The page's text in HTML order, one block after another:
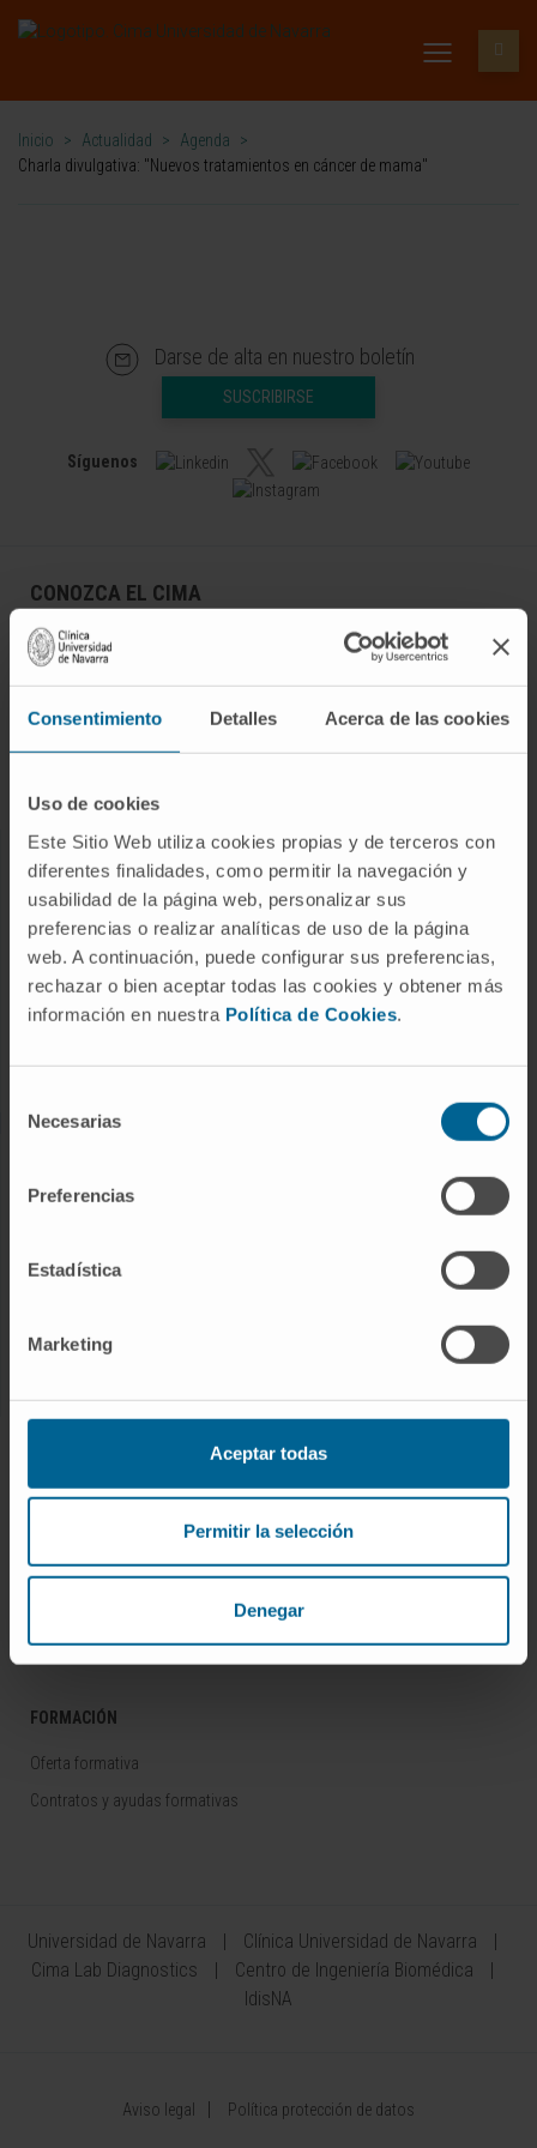
Consentimiento Detalles Acerca de las cookies
Uso de cookies
Este Sitio Web utiliza cookies propias y de terceros con
diferentes finalidades, como permitir la navegación y
usabilidad de la página web, personalizar sus
preferencias o realizar analíticas de uso de la página
web. A continuación, puede configurar sus preferencias,
rechazar o bien aceptar todas las cookies y obtener más
información en nuestra Política de Cookies.
Necesarias
Preferencias
Estadística
Marketing
Aceptar todas
Permitir la selección
Denegar
Inicio > Actualidad > Agenda
>
Charla divulgativa: "Nuevos tratamientos en cáncer de mama"
Darse de alta en nuestro boletín
SUSCRIBIRSE
Síguenos
CONOZCA EL CIMA
Quiénes somos
Campus de la Universidad de Navarra
Organización
ENFERMEDADES
Cáncer
Enfermedades cardiovasculares
Enfermedades hepáticas
Enfermedades raras
Nuestros Investigadores
Plataformas tecnológicas
Actividad científica
Desarrollo de fármacos / Pipelines
Emprendimiento / Spin off
Área del Inversor
FORMACIÓN
Oferta formativa
Contratos y ayudas formativas
Universidad de Navarra
Clínica Universidad de Navarra
Cima Lab Diagnostics
Centro de Ingeniería Biomédica
IdisNA
Aviso legal Política protección de datos